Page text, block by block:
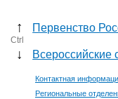
↑ Первенство
Ctrl
↓
Контактная
Региональные